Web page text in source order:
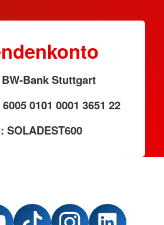
Bank Stuttgart
0101 0001 3651 22
SOLADEST600